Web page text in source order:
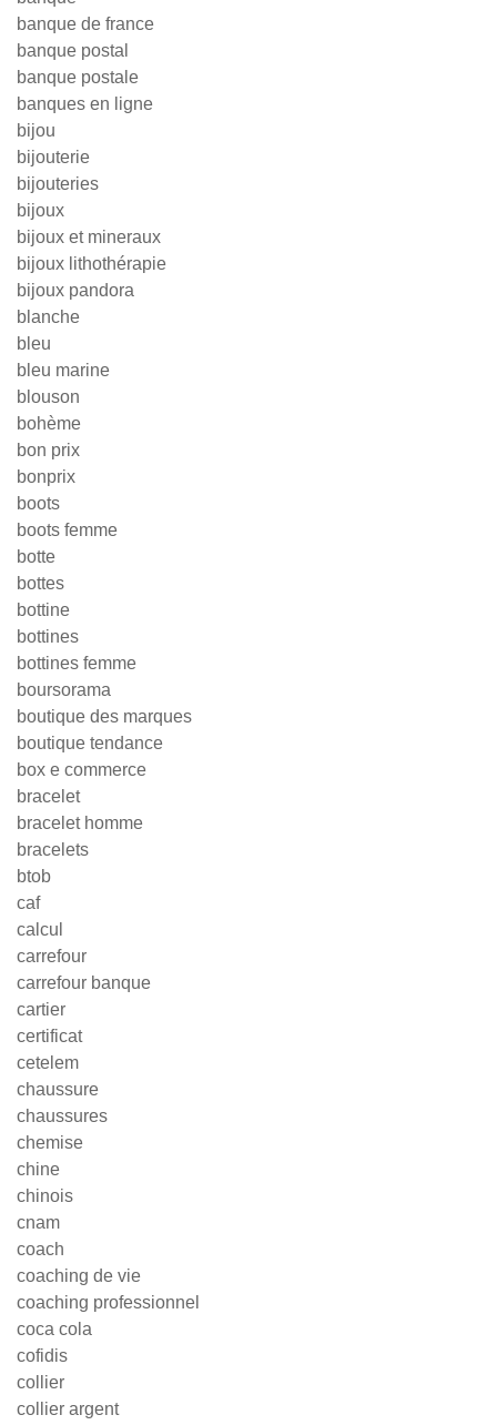
banque de france
banque postal
banque postale
banques en ligne
bijou
bijouterie
bijouteries
bijoux
bijoux et mineraux
bijoux lithothérapie
bijoux pandora
blanche
bleu
bleu marine
blouson
bohème
bon prix
bonprix
boots
boots femme
botte
bottes
bottine
bottines
bottines femme
boursorama
boutique des marques
boutique tendance
box e commerce
bracelet
bracelet homme
bracelets
btob
caf
calcul
carrefour
carrefour banque
cartier
certificat
cetelem
chaussure
chaussures
chemise
chine
chinois
cnam
coach
coaching de vie
coaching professionnel
coca cola
cofidis
collier
collier argent